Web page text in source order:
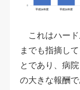
これはハード
までも指摘し
とであり、病
の大きな報酬